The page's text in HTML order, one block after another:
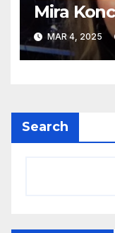
Mira
MAR 4, 2025
Search